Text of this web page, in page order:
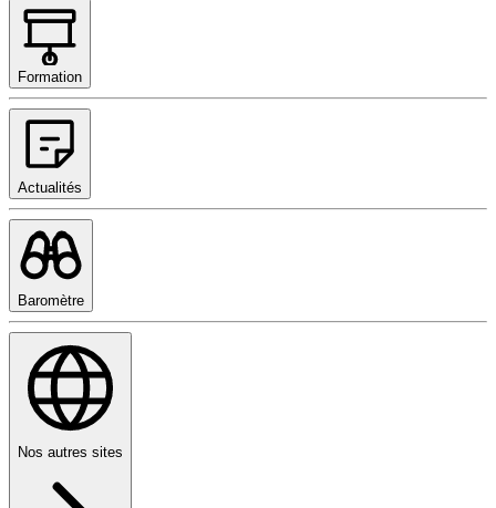
Formation
Actualités
Baromètre
Nos autres sites